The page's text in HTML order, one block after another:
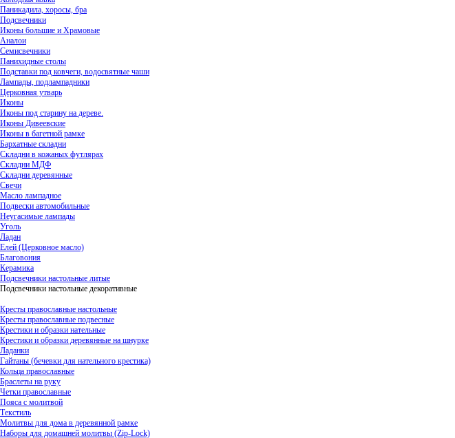
Паникадила, хоросы, бра
Подсвечники
Иконы большие и Храмовые
Аналои
Семисвечники
Панихидные столы
Подставки под ковчеги, водосвятные чаши
Лампады, подлампадники
Церковная утварь
Иконы
Иконы под старину на дереве.
Иконы Дивеевские
Иконы в багетной рамке
Бархатные складни
Складни в кожаных футлярах
Складни МДФ
Складни деревянные
Свечи
Масло лампадное
Подвески автомобильные
Неугасимые лампады
Уголь
Ладан
Елей (Церковное масло)
Благовония
Керамика
Подсвечники настольные литые
Подсвечники настольные декоративные
Кресты православные настольные
Кресты православные подвесные
Крестики и образки нательные
Крестики и образки деревянные на шнурке
Ладанки
Гайтаны (бечевки для нательного крестика)
Кольца православные
Браслеты на руку
Четки православные
Пояса с молитвой
Текстиль
Молитвы для дома в деревянной рамке
Наборы для домашней молитвы (Zip-Lock)